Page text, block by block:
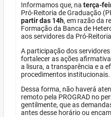
Informamos que, na terça-
Pró-Reitoria de Graduação
partir das 14h, em razão da
Formação da Banca de
aos servidores da Pró-
A participação dos
fortalecer as ações
a lisura, a transparência e a
procedimentos institucionais.
Dessa forma, não haverá
remoto pela PROGRAD no
gentilmente, que as
antes desse horário ou